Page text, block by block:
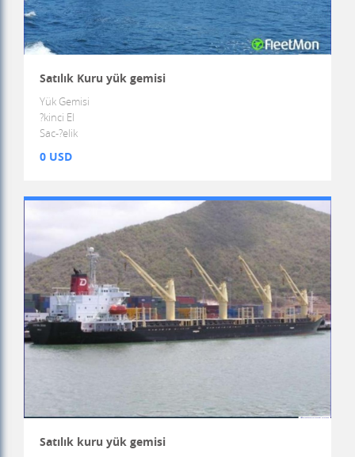
Satılık Kuru yük gemisi
Yük Gemisi
?kinci El
Sac-?elik
0 USD
Satılık kuru yük gemisi